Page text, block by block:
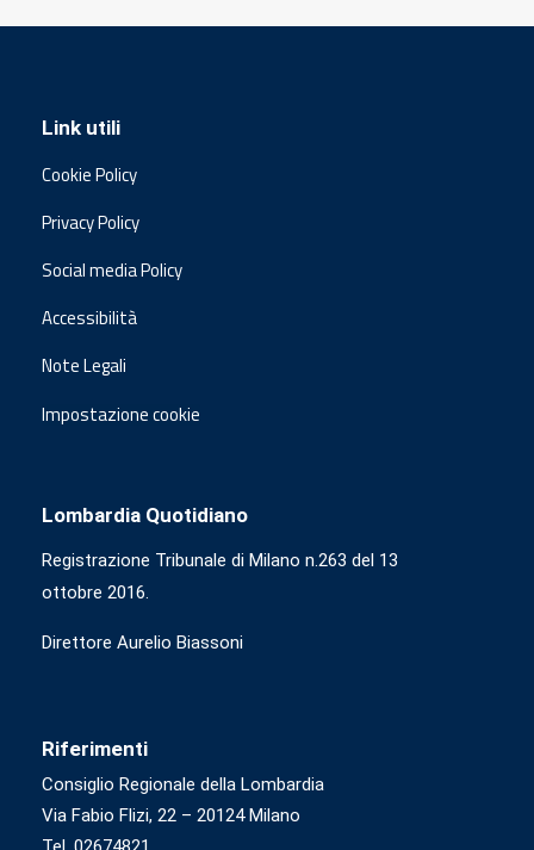
Link utili
Cookie Policy
Privacy Policy
Social media Policy
Accessibilità
Note Legali
Impostazione cookie
Lombardia Quotidiano
Registrazione Tribunale di Milano n.263 del 13
ottobre 2016.
Direttore Aurelio Biassoni
Riferimenti
Consiglio Regionale della Lombardia
Via Fabio Flizi, 22 – 20124 Milano